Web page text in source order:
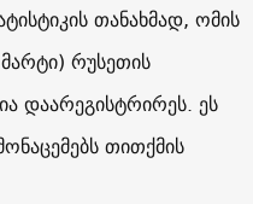
თანახმად, ომის
რუსეთის
დაარეგისტრირეს. ეს
თითქმის